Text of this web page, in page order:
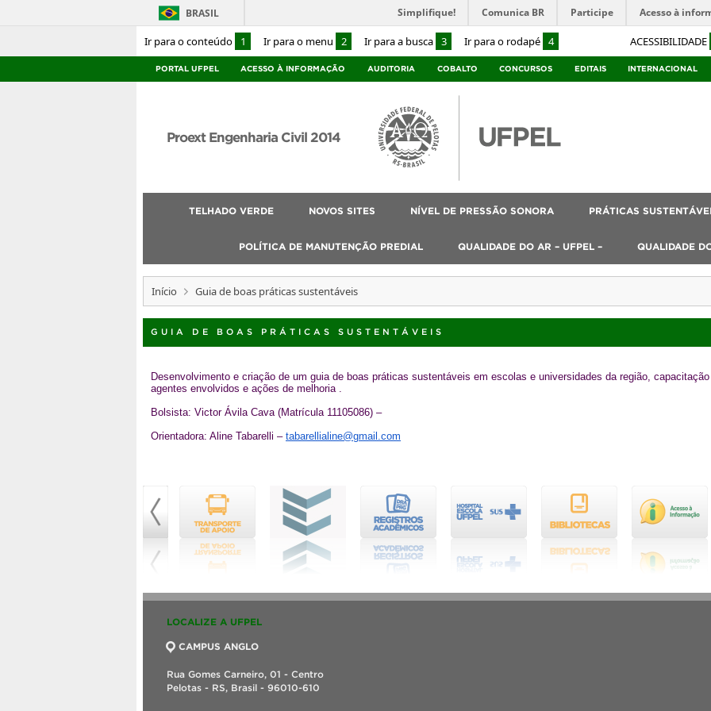
Ir para o conteúdo 1 Ir para o menu 2 Ir para a busca 3 Ir para o rodapé 4 ACESSIBILIDADE
BRASIL Simplifique! Comunica BR Participe Acesso à
PORTAL UFPEL ACESSO À INFORMAÇÃO AUDITORIA COBALTO CONCURSOS EDITAIS INTERNACIONAL
Proext Engenharia Civil 2014
TELHADO VERDE NOVOS SITES NÍVEL DE PRESSÃO SONORA PRÁTICAS
POLÍTICA DE MANUTENÇÃO PREDIAL QUALIDADE DO AR – UFPEL – QUALIDADE
Início Guia de boas práticas sustentáveis
GUIA DE BOAS PRÁTICAS SUSTENTÁVEIS
Desenvolvimento e criação de um guia de boas práticas sustentáveis em escolas e universidades da região,
agentes envolvidos e ações de melhoria .
Bolsista: Victor Ávila Cava (Matrícula 11105086) –
Orientadora: Aline Tabarelli – tabarellialine@gmail.com
LOCALIZE A UFPEL
CAMPUS ANGLO
Rua Gomes Carneiro, 01 - Centro
Pelotas - RS, Brasil - 96010-610